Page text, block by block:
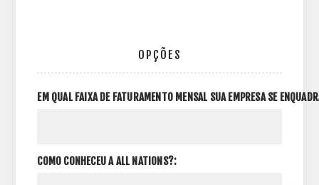
OPÇÕES
EM QUAL FAIXA DE FATURAMENTO MENSAL SUA EMPRESA SE
COMO CONHECEU A ALL NATIONS?: